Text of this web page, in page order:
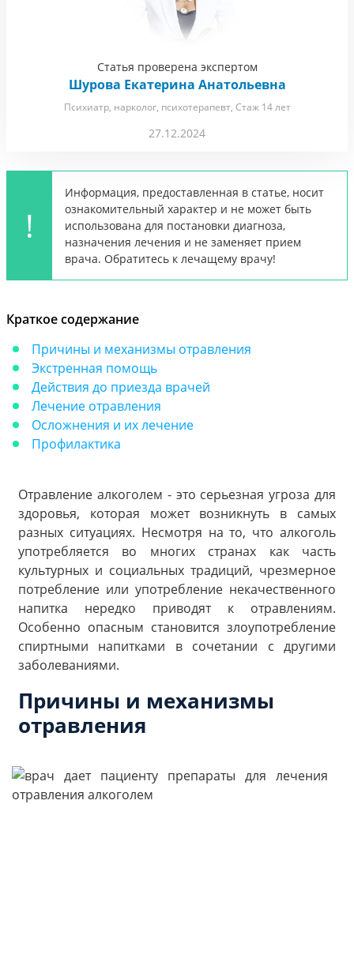
Статья проверена экспертом
Шурова Екатерина Анатольевна
Психиатр, нарколог, психотерапевт, Стаж 14 лет
27.12.2024
Информация, предоставленная в статье, носит
ознакомительный характер и не может быть
использована для постановки диагноза,
назначения лечения и не заменяет прием
врача. Обратитесь к лечащему врачу!
Краткое содержание
Причины и механизмы отравления
Экстренная помощь
Действия до приезда врачей
Лечение отравления
Осложнения и их лечение
Профилактика
Отравление алкоголем - это серьезная угроза для
здоровья, которая может возникнуть в самых
разных ситуациях. Несмотря на то, что алкоголь
употребляется во многих странах как часть
культурных и социальных традиций, чрезмерное
потребление или употребление некачественного
напитка нередко приводят к отравлениям.
Особенно опасным становится злоупотребление
спиртными напитками в сочетании с другими
заболеваниями.
Причины и механизмы
отравления